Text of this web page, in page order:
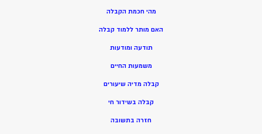
מהי חכמת הקבלה
האם מותר ללמוד קבלה
תודעה ומודעות
משמעות החיים
קבלה מדיה שיעורים
קבלה בשידור חי
חזרה בתשובה